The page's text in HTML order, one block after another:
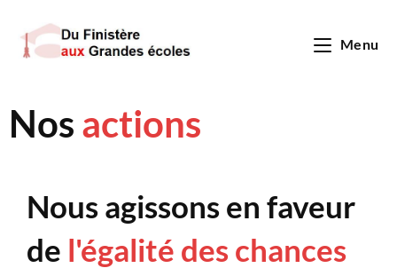
Menu
Nos actions
Nous agissons en faveur
de l'égalité des chances